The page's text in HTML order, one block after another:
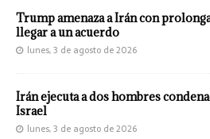
Trump amenaza a Irán con
llegar a un acuerdo
lunes, 3 de agosto de 2026
Irán ejecuta a dos hombres
Israel
lunes, 3 de agosto de 2026